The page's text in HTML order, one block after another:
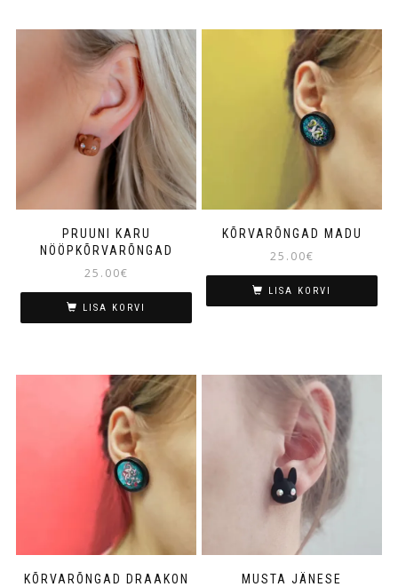
PRUUNI KARU
NÖÖPKÕRVARÕNGAD
25.00€
LISA KORVI
KÕRVARÕNGAD MADU
25.00€
LISA KORVI
KÕRVARÕNGAD DRAAKON
MUSTA JÄNESE